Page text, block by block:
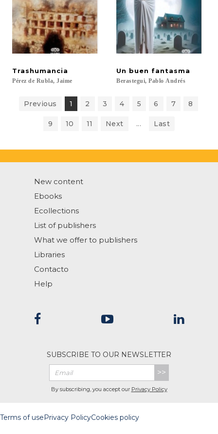
Trashumancia
Pérez de Rubla, Jaime
Un buen fantasma
Berastegui, Pablo Andrés
Previous 1 2 3 4 5 6 7 8
9 10 11 Next ... Last
New content
Ebooks
Ecollections
List of publishers
What we offer to publishers
Libraries
Contacto
Help
SUBSCRIBE TO OUR NEWSLETTER
>>
By subscribing, you accept our Privacy Policy
Terms of usePrivacy PolicyCookies policy